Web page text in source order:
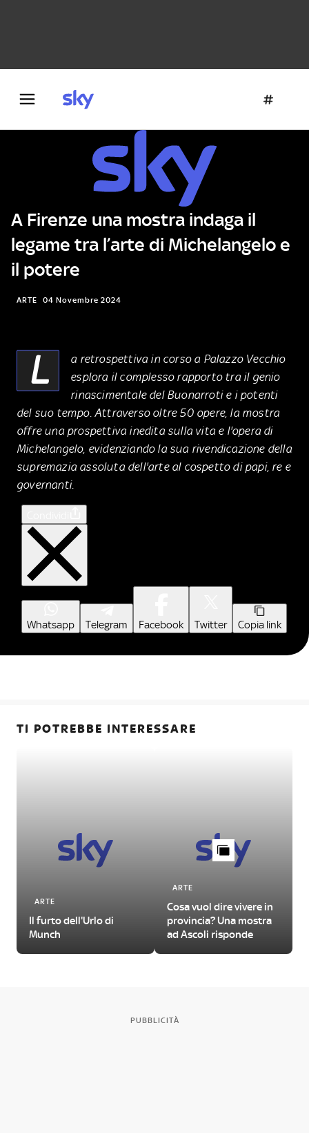
A Firenze una mostra indaga il
legame tra l’arte di Michelangelo e
il potere
ARTE 04 Novembre 2024
L
a retrospettiva in corso a Palazzo Vecchio
esplora il complesso rapporto tra il genio
rinascimentale del Buonarroti e i potenti
del suo tempo. Attraverso oltre 50 opere, la mostra
offre una prospettiva inedita sulla vita e l'opera di
Michelangelo, evidenziando la sua rivendicazione della
supremazia assoluta dell'arte al cospetto di papi, re e
governanti.
Whatsapp Telegram Facebook Twitter Copia link
TI POTREBBE INTERESSARE
ARTE
Il furto dell'Urlo di
Munch
ARTE
Cosa vuol dire vivere in
provincia? Una mostra
ad Ascoli risponde
PUBBLICITÀ